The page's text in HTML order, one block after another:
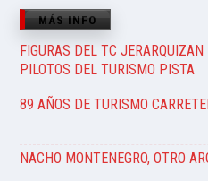
MÁS INFO
FIGURAS DEL TC
PILOTOS DEL TURISMO PISTA
89 AÑOS DE TURISMO
NACHO MONTENEGRO, OTRO